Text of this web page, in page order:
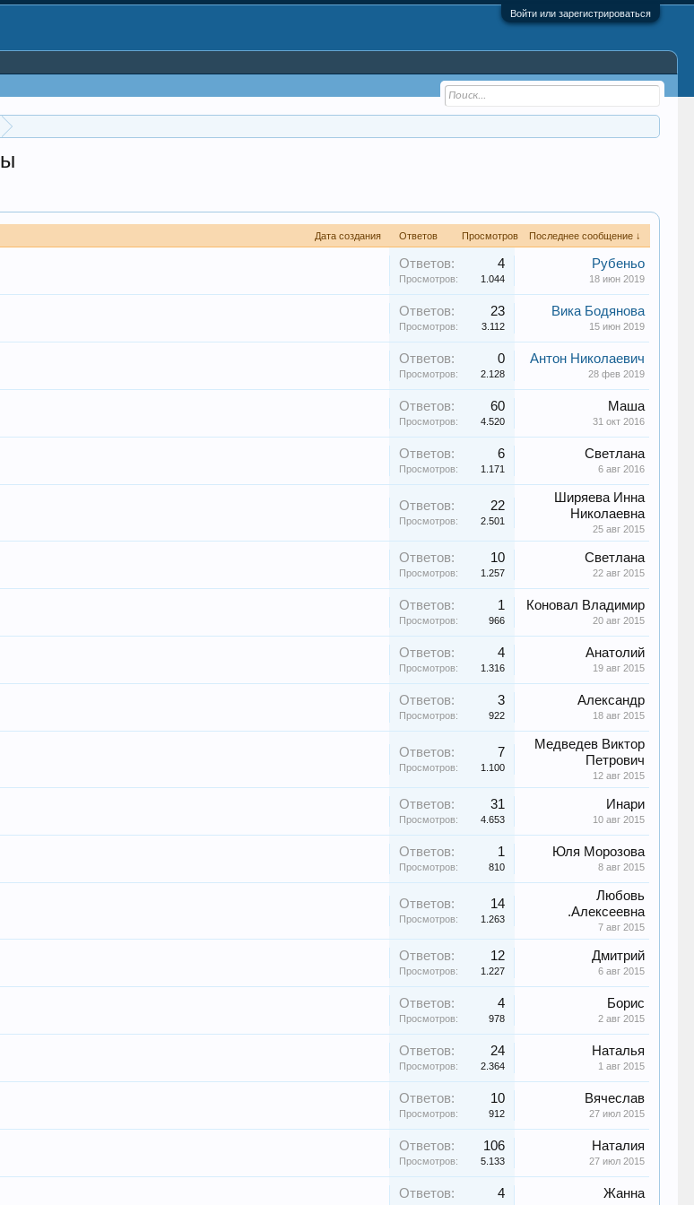
Войти или зарегистрироваться
Дата создания Ответов Просмотров Последнее сообщение ↓
Ответов: 4
Просмотров: 1.044
Рубеньо
18 июн 2019
Ответов: 23
Просмотров: 3.112
Вика Бодянова
15 июн 2019
Ответов: 0
Просмотров: 2.128
Антон Николаевич
28 фев 2019
Ответов: 60
Просмотров: 4.520
Маша
31 окт 2016
Ответов: 6
Просмотров: 1.171
Светлана
6 авг 2016
Ответов: 22
Просмотров: 2.501
Ширяева Инна
Николаевна
25 авг 2015
Ответов: 10
Просмотров: 1.257
Светлана
22 авг 2015
Ответов: 1
Просмотров: 966
Коновал Владимир
20 авг 2015
Ответов: 4
Просмотров: 1.316
Анатолий
19 авг 2015
Ответов: 3
Просмотров: 922
Александр
18 авг 2015
Ответов: 7
Просмотров: 1.100
Медведев Виктор
Петрович
12 авг 2015
Ответов: 31
Просмотров: 4.653
Инари
10 авг 2015
Ответов: 1
Просмотров: 810
Юля Морозова
8 авг 2015
Ответов: 14
Просмотров: 1.263
Любовь
.Алексеевна
7 авг 2015
Ответов: 12
Просмотров: 1.227
Дмитрий
6 авг 2015
Ответов: 4
Просмотров: 978
Борис
2 авг 2015
Ответов: 24
Просмотров: 2.364
Наталья
1 авг 2015
Ответов: 10
Просмотров: 912
Вячеслав
27 июл 2015
Ответов: 106
Просмотров: 5.133
Наталия
27 июл 2015
Ответов: 4 Жанна